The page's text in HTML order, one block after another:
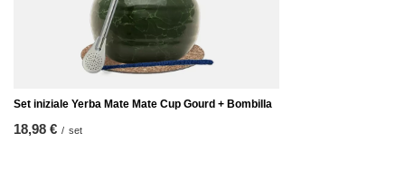
Set iniziale Yerba Mate Mate Cup Gourd + Bombilla
18,98 € / set